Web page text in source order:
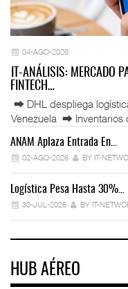
04-AGO-2026
IT-ANÁLISIS: MERCADO
FINTECH…
⮕ DHL despliega
Venezuela ⮕ Inventarios
ANAM Aplaza Entrada En…
02-AGO-2026 BY IT-
Logística Pesa Hasta 30%…
30-JUL-2026 BY IT-
HUB AÉREO